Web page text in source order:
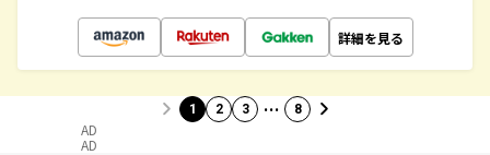
詳細を見る
1 2 3 … 8
AD
AD